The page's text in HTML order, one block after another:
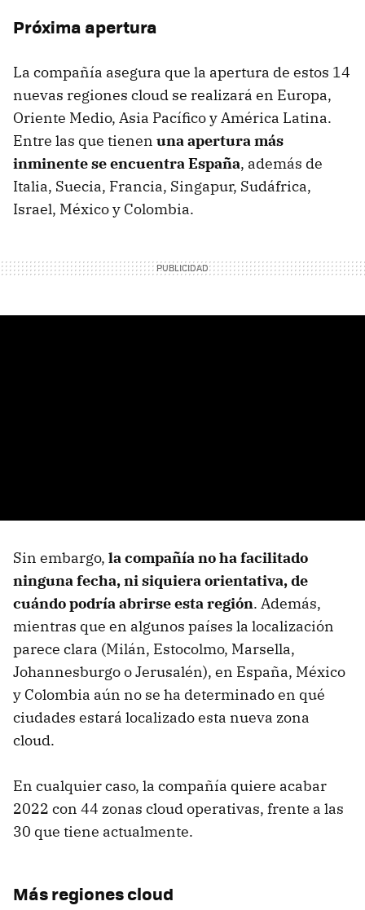
Próxima apertura
La compañía asegura que la apertura de estos 14
nuevas regiones cloud se realizará en Europa,
Oriente Medio, Asia Pacífico y América Latina.
Entre las que tienen una apertura más
inminente se encuentra España, además de
Italia, Suecia, Francia, Singapur, Sudáfrica,
Israel, México y Colombia.
Sin embargo, la compañía no ha facilitado
ninguna fecha, ni siquiera orientativa, de
cuándo podría abrirse esta región. Además,
mientras que en algunos países la localización
parece clara (Milán, Estocolmo, Marsella,
Johannesburgo o Jerusalén), en España, México
y Colombia aún no se ha determinado en qué
ciudades estará localizado esta nueva zona
cloud.
En cualquier caso, la compañía quiere acabar
2022 con 44 zonas cloud operativas, frente a las
30 que tiene actualmente.
Más regiones cloud